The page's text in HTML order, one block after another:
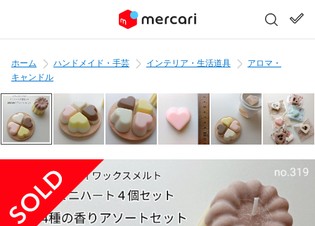
ホーム ハンドメイド・手芸 インテリア・生活道具
アロマ・
キャンドル